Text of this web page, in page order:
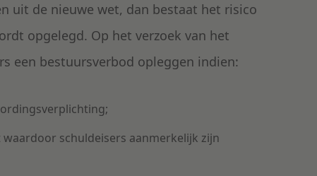
uit de nieuwe wet, dan bestaat het risico
opgelegd. Op het verzoek van het
een bestuursverbod opleggen indien:
schuldeisers aanmerkelijk zijn